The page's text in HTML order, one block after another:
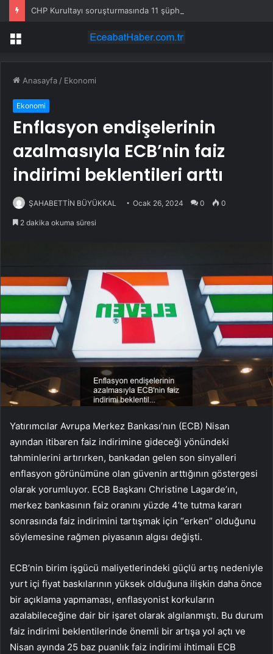
Menü
Anasayfa / Ekonomi
Ekonomi
Enflasyon endişelerinin
azalmasıyla ECB’nin faiz
indirimi beklentileri arttı
ŞAHABETTİN BÜYÜKKAL Ocak 26, 2024 0 0
2 dakika okuma süresi
Yatırımcılar Avrupa Merkez Bankası’nın (ECB) Nisan
ayından itibaren faiz indirimine gideceği yönündeki
tahminlerini artırırken, bankadan gelen son sinyalleri
enflasyon görünümüne olan güvenin arttığının göstergesi
olarak yorumluyor. ECB Başkanı Christine Lagarde’ın,
merkez bankasının faiz oranını yüzde 4’te tutma kararı
sonrasında faiz indirimini tartışmak için “erken” olduğunu
söylemesine rağmen piyasanın algısı değişti.
ECB’nin birim işgücü maliyetlerindeki güçlü artış nedeniyle
yurt içi fiyat baskılarının yüksek olduğuna ilişkin daha önce
bir açıklama yapmaması, enflasyonist korkuların
azalabileceğine dair bir işaret olarak algılanmıştı. Bu durum
faiz indirimi beklentilerinde önemli bir artışa yol açtı ve
Nisan ayında 25 baz puanlık faiz indirimi ihtimali ECB